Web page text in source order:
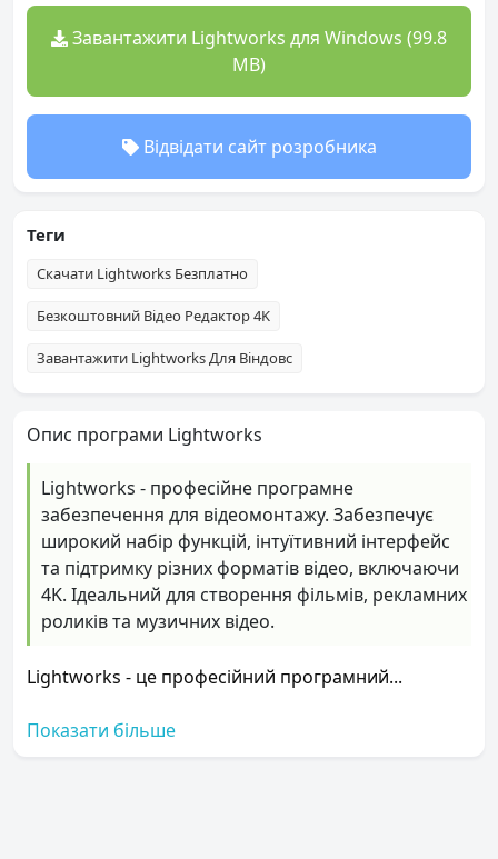
Завантажити Lightworks для Windows (99.8
MB)
Відвідати сайт розробника
Теги
Скачати Lightworks Безплатно
Безкоштовний Відео Редактор 4K
Завантажити Lightworks Для Віндовс
Опис програми Lightworks
Lightworks - професійне програмне
забезпечення для відеомонтажу. Забезпечує
широкий набір функцій, інтуїтивний інтерфейс
та підтримку різних форматів відео, включаючи
4K. Ідеальний для створення фільмів, рекламних
роликів та музичних відео.
Lightworks - це професійний програмний...
Показати більше